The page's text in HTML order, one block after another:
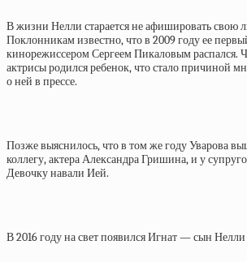
В жизни Нелли старается не афишировать свою
Поклонникам известно, что в 2009 году ее
кинорежиссером Сергеем Пикаловым распался.
актрисы родился ребенок, что стало причиной
о ней в прессе.
Позже выяснилось, что в том же году Уварова
коллегу, актера Александра Гришина, и у
Девочку навали Ией.
В 2016 году на свет появился Игнат — сын